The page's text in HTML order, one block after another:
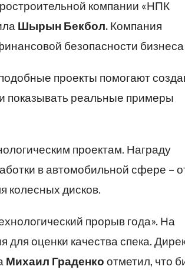
компании «НПК
Шырын Бекбол. Компания
безопасности
проекты помогают
показывать реальные примеры
проектам. Награду
в автомобильной сфере –
колесных дисков.
прорыв года». На
оценки качества спека.
Михаил Граденко отметил, что